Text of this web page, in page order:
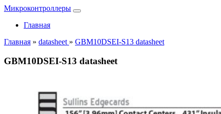
Микроконтроллеры
Главная
Главная » datasheet » GBM10DSEI-S13 datasheet
GBM10DSEI-S13 datasheet